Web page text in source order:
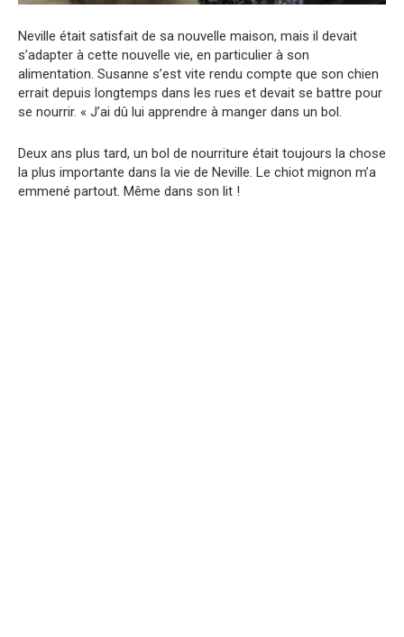
Neville était satisfait de sa nouvelle maison, mais il devait
s’adapter à cette nouvelle vie, en particulier à son
alimentation. Susanne s’est vite rendu compte que son chien
errait depuis longtemps dans les rues et devait se battre pour
se nourrir. « J’ai dû lui apprendre à manger dans un bol.
Deux ans plus tard, un bol de nourriture était toujours la chose
la plus importante dans la vie de Neville. Le chiot mignon m’a
emmené partout. Même dans son lit !